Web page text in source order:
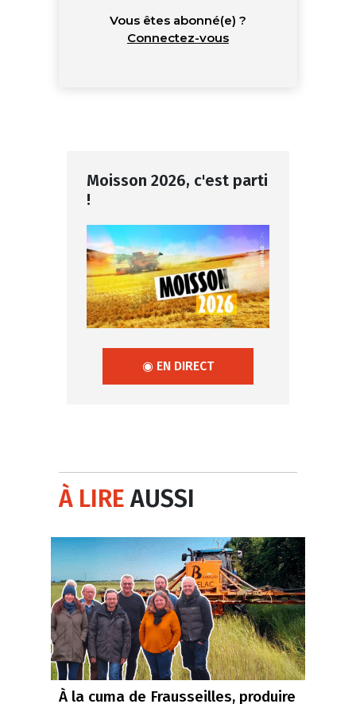
Vous êtes abonné(e) ?
Connectez-vous
Moisson 2026, c'est parti
!
◉ EN DIRECT
À LIREAUSSI
À la cuma de Frausseilles, produire